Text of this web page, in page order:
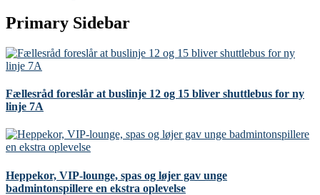
Primary Sidebar
Fællesråd foreslår at buslinje 12 og 15 bliver shuttlebus for ny
linje 7A
Heppekor, VIP-lounge, spas og løjer gav unge
badmintonspillere en ekstra oplevelse